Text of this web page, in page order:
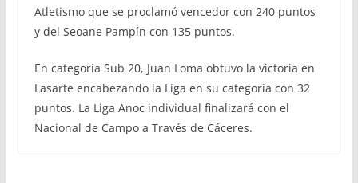
Atletismo que se proclamó vencedor con 240 puntos
y del Seoane Pampín con 135 puntos.
En categoría Sub 20, Juan Loma obtuvo la victoria en
Lasarte encabezando la Liga en su categoría con 32
puntos. La Liga Anoc individual finalizará con el
Nacional de Campo a Través de Cáceres.